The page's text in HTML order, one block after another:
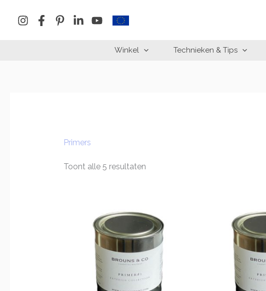
Winkel Technieken & Tips
Primers
Toont alle 5 resultaten
tot
€177.50